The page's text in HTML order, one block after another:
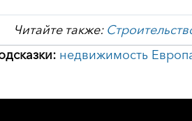
Читайте также:
недвижимость